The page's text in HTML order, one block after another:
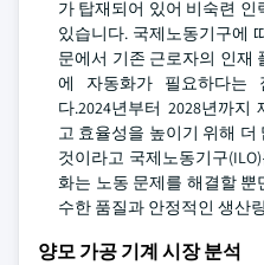
가 탑재되어 있어 비숙련
있습니다. 국제노동기구에
문에서 기존 근로자의 인재
에 자동화가 필요하다는
다.2024년부터 2028년까
고 효율성을 높이기 위해
것이라고 국제노동기구
화는 노동 문제를 해결할
수한 품질과 안정적인 생산
양모 가공 기계 시장 분석